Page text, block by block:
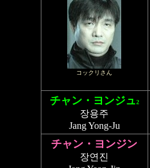
コックリさん
チャン・ヨンジュ2
장용주
Jang Yong-Ju
チャン・ヨンジン
장연진